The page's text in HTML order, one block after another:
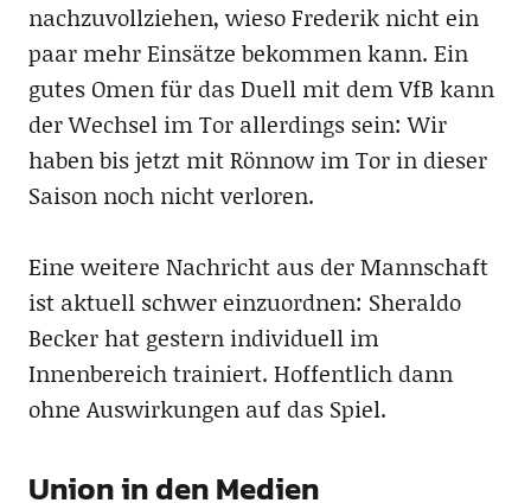
nachzuvollziehen, wieso Frederik nicht ein
paar mehr Einsätze bekommen kann. Ein
gutes Omen für das Duell mit dem VfB kann
der Wechsel im Tor allerdings sein: Wir
haben bis jetzt mit Rönnow im Tor in dieser
Saison noch nicht verloren.
Eine weitere Nachricht aus der Mannschaft
ist aktuell schwer einzuordnen: Sheraldo
Becker hat gestern individuell im
Innenbereich trainiert. Hoffentlich dann
ohne Auswirkungen auf das Spiel.
Union in den Medien